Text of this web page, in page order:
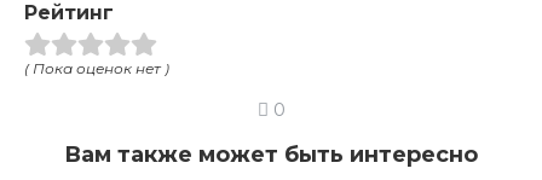
Рейтинг
( Пока оценок нет )
0
Вам также может быть интересно